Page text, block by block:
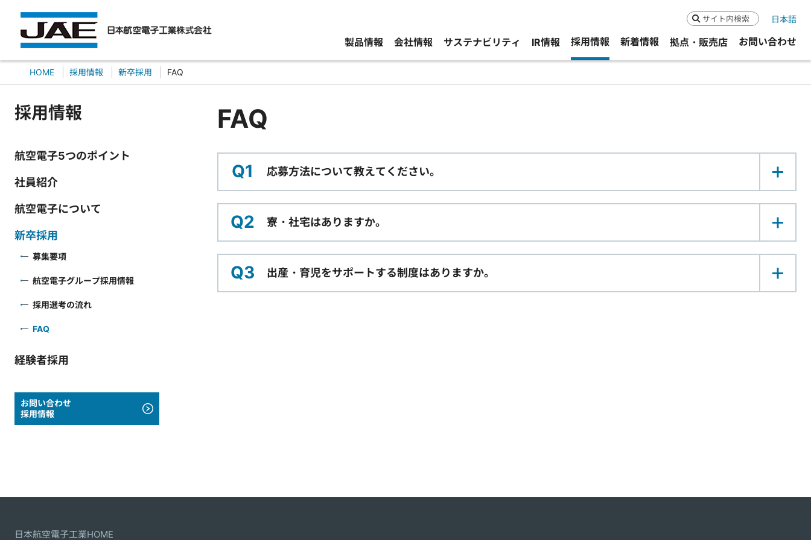
検索 日本語
製品情報 会社情報 サステナビリティ IR情報 採用情報 新着情報 拠点・販売店 お問い合わせ
HOME 採用情報 新卒採用 FAQ
採用情報
航空電子5つのポイント
社員紹介
航空電子について
新卒採用
募集要項
航空電子グループ採用情報
採用選考の流れ
FAQ
経験者採用
お問い合わせ
採用情報
FAQ
Q1 応募方法について教えてください。
Q2 寮・社宅はありますか。
Q3 出産・育児をサポートする制度はありますか。
日本航空電子工業HOME